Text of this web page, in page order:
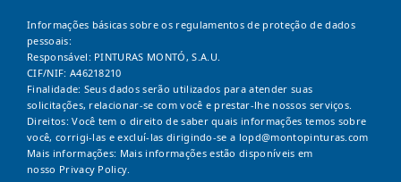
Informações básicas sobre os regulamentos de proteção de dados
pessoais:
Responsável: PINTURAS MONTÓ, S.A.U.
CIF/NIF: A46218210
Finalidade: Seus dados serão utilizados para atender suas
solicitações, relacionar-se com você e prestar-lhe nossos serviços.
Direitos: Você tem o direito de saber quais informações temos sobre
você, corrigi-las e excluí-las dirigindo-se a lopd@montopinturas.com
Mais informações: Mais informações estão disponíveis em
nosso Privacy Policy.